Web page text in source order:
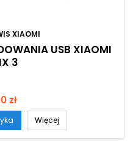
XIAOMI
USB XIAOMI
3
zł
Więcej